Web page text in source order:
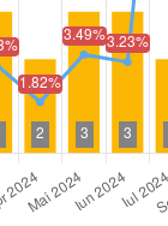
La fel